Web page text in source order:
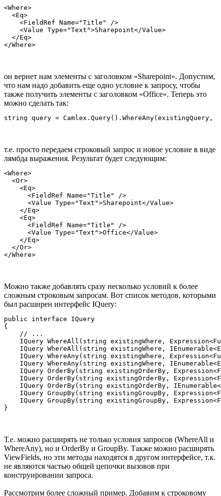
<Where>
  <Eq>
    <FieldRef Name="Title" />
    <Value Type="Text">Sharepoint</Value>
  </Eq>
он вернет нам элементы с заголовком «Sharepoint». Допустим,
что нам надо добавить еще одно условие к запросу, чтобы
также получить элементы с заголовком «Office». Теперь это
можно сделать так:
т.е. просто передаем строковый запрос и новое условие в виде
лямбда выражения. Результат будет следующим:
<Where>
  <Or>
    <Eq>
      <FieldRef Name="Title" />
      <Value Type="Text">Sharepoint</Value>
    </Eq>
    <Eq>
      <FieldRef Name="Title" />
      <Value Type="Text">Office</Value>
    </Eq>
  </Or>
Можно также добавлять сразу несколько условий к более
сложным строковым запросам. Вот список методов, которыми
был расширен интерфейс IQuery:
public interface IQuery
{
    // ...
IQuery WhereAll(string existingWhere,
IQuery WhereAll(string existingWhere,
IQuery WhereAny(string existingWhere,
IQuery WhereAny(string existingWhere,
IQuery OrderBy(string existingOrderBy,
IQuery OrderBy(string existingOrderBy,
IQuery OrderBy(string existingOrderBy,
IQuery GroupBy(string existingGroupBy,
IQuery GroupBy(string existingGroupBy,
Т.е. можно расширять не только условия запросов (WhereAll и
WhereAny), но и OrderBy и GroupBy. Также можно расширять
ViewFields, но эти методы находятся в другом интерфейсе, т.к.
не являются частью общей цепочки вызовов при
конструировании запроса.
Рассмотрим более сложный пример. Добавим к строковому